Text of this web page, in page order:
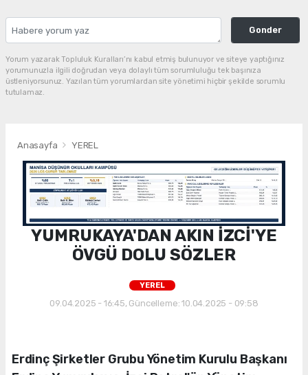
Gonder
Yorum yazarak Topluluk Kuralları’nı kabul etmiş bulunuyor ve siteye yaptığınız
yorumunuzla ilgili doğrudan veya dolaylı tüm sorumluluğu tek başınıza
üstleniyorsunuz. Yazılan tüm yorumlardan site yönetimi hiçbir şekilde sorumlu
tutulamaz.
Anasayfa YEREL
YUMRUKAYA'DAN AKIN İZCİ'YE
ÖVGÜ DOLU SÖZLER
YEREL
09.04.2025 - 16:45, Güncelleme: 10.04.2025 - 09:58
Erdinç Şirketler Grubu Yönetim Kurulu Başkanı